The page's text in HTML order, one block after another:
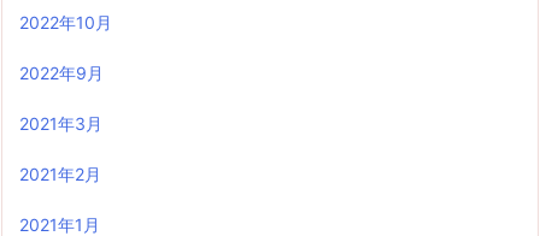
2022年10月
2022年9月
2021年3月
2021年2月
2021年1月